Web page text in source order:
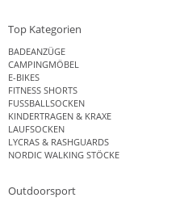
Top Kategorien
BADEANZÜGE
CAMPINGMÖBEL
E-BIKES
FITNESS SHORTS
FUSSBALLSOCKEN
KINDERTRAGEN & KRAXE
LAUFSOCKEN
LYCRAS & RASHGUARDS
NORDIC WALKING STÖCKE
Outdoorsport